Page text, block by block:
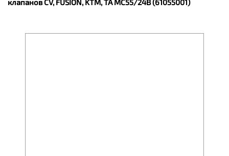
клапанов CV, FUSION, KTM, TA МС55/24В (61055001)